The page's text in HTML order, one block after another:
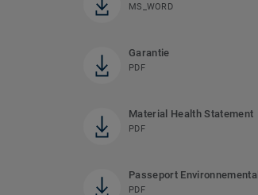
MS_WORD
Garantie
PDF
Material Health Statement
PDF
Passeport Environnemental
PDF